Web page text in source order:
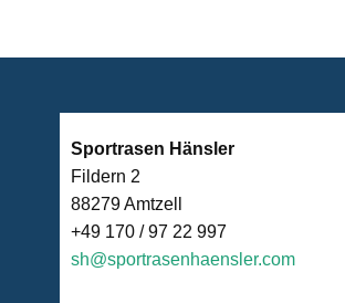
Sportrasen Hänsler
Fildern 2
88279 Amtzell
+49 170 / 97 22 997
sh@sportrasenhaensler.com